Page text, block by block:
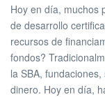
Hoy en día, muchos
de desarrollo
recursos de
fondos?
la SBA,
dinero. Hoy en día,